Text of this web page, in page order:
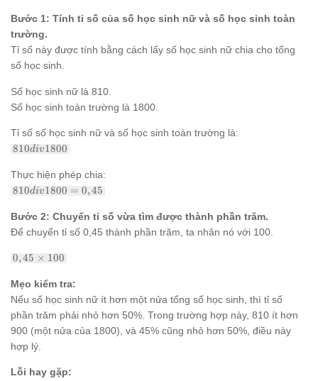
Bước 1: Tính tỉ số của số học sinh nữ và số học sinh toàn
trường.
Tỉ số này được tính bằng cách lấy số học sinh nữ chia cho tổng
số học sinh.
Số học sinh nữ là 810.
Số học sinh toàn trường là 1800.
Tỉ số số học sinh nữ và số học sinh toàn trường là:
810
1800
810div1800
Thực hiện phép chia:
810
1800
0,45
810div1800 = 0,45
Bước 2: Chuyển tỉ số vừa tìm được thành phần trăm.
Để chuyển tỉ số 0,45 thành phần trăm, ta nhân nó với 100.
0,45
100%
45%
0, 45 × 100
Mẹo kiểm tra:
Nếu số học sinh nữ ít hơn một nửa tổng số học sinh, thì tỉ số
phần trăm phải nhỏ hơn 50%. Trong trường hợp này, 810 ít hơn
900 (một nửa của 1800), và 45% cũng nhỏ hơn 50%, điều này
hợp lý.
Lỗi hay gặp: